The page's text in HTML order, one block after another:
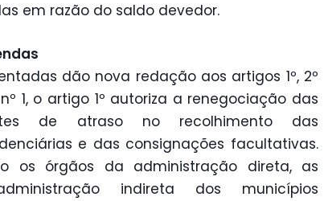
em razão do saldo devedor.
dão nova redação aos artigos 1º, 2º
1, o artigo 1º autoriza a renegociação das
de atraso no recolhimento das
e das consignações facultativas.
os órgãos da administração direta, as
indireta dos municípios